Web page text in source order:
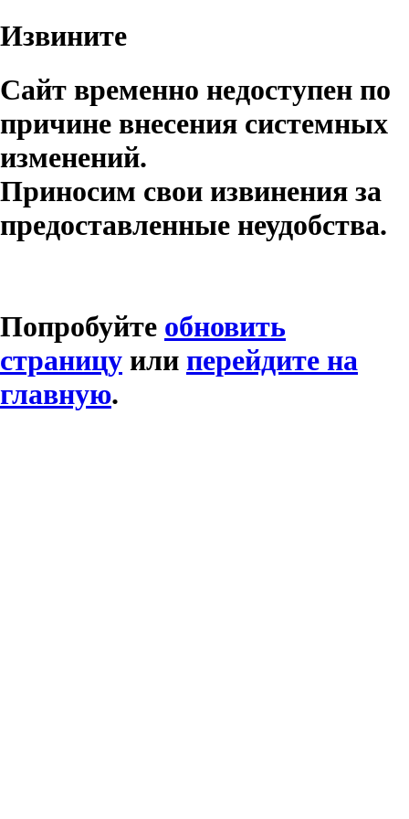
Извините
Сайт временно недоступен по
причине внесения системных
изменений.
Приносим свои извинения за
предоставленные неудобства.
Попробуйте обновить
страницу или перейдите на
главную.